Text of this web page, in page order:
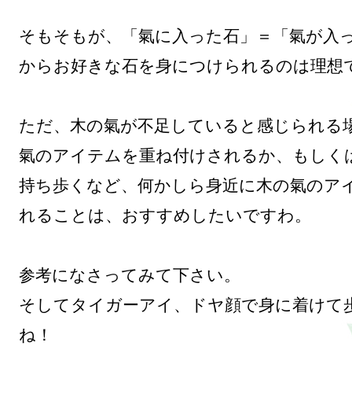
そもそもが、「氣に入った石」＝「氣が入
からお好きな石を身につけられるのは理想
ただ、木の氣が不足していると感じられる
氣のアイテムを重ね付けされるか、もしく
持ち歩くなど、何かしら身近に木の氣のア
れることは、おすすめしたいですわ。
参考になさってみて下さい。
そしてタイガーアイ、ドヤ顔で身に着けて